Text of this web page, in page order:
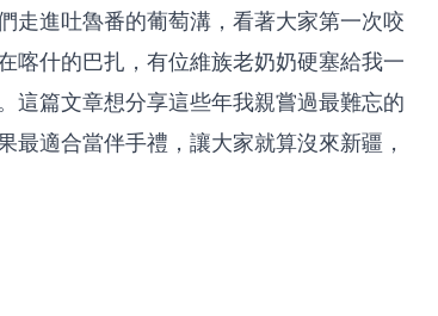
走進吐魯番的葡萄溝，看著大家第一次咬
喀什的巴扎，有位維族老奶奶硬塞給我一
這篇文章想分享這些年我親嘗過最難忘的
適合當伴手禮，讓大家就算沒來新疆，